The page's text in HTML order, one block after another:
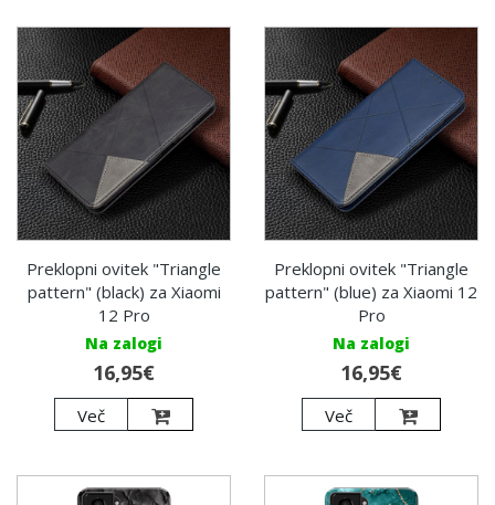
Preklopni ovitek "Triangle
pattern" (black) za Xiaomi
12 Pro
Na zalogi
16,95€
Več
Preklopni ovitek "Triangle
pattern" (blue) za Xiaomi 12
Pro
Na zalogi
16,95€
Več